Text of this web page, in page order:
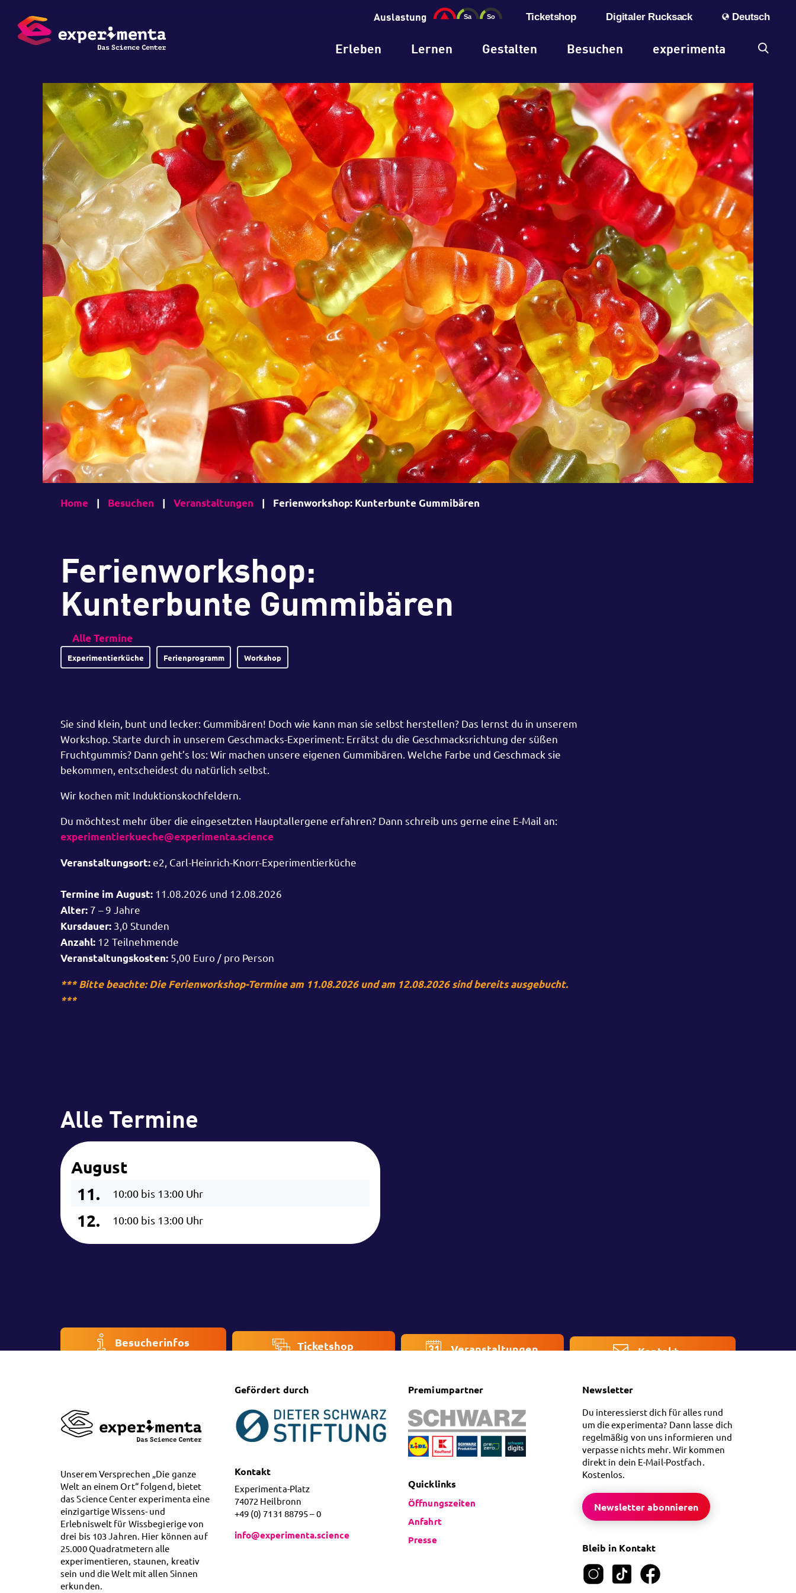
Auslastung Ticketshop Digitaler Rucksack Deutsch
Erleben Lernen Gestalten Besuchen experimenta
Home | Besuchen | Veranstaltungen | Ferienworkshop: Kunterbunte Gummibären
Ferienworkshop:
Kunterbunte Gummibären
Alle Termine
Experimentierküche Ferienprogramm Workshop
Sie sind klein, bunt und lecker: Gummibären! Doch wie kann man sie selbst herstellen? Das lernst du in unserem
Workshop. Starte durch in unserem Geschmacks-Experiment: Errätst du die Geschmacksrichtung der süßen
Fruchtgummis? Dann geht’s los: Wir machen unsere eigenen Gummibären. Welche Farbe und Geschmack sie
bekommen, entscheidest du natürlich selbst.
Wir kochen mit Induktionskochfeldern.
Du möchtest mehr über die eingesetzten Hauptallergene erfahren? Dann schreib uns gerne eine E-Mail an:
experimentierkueche@experimenta.science
Veranstaltungsort:e2, Carl-Heinrich-Knorr-Experimentierküche
Termine im August: 11.08.2026 und 12.08.2026
Alter: 7 – 9 Jahre
Kursdauer: 3,0 Stunden
Anzahl: 12 Teilnehmende
Veranstaltungskosten: 5,00 Euro / pro Person
*** Bitte beachte: Die Ferienworkshop-Termine am 11.08.2026 und am 12.08.2026 sind bereits ausgebucht.
***
Alle Termine
August
11.
10:00 bis 13:00 Uhr
12. 10:00 bis 13:00 Uhr
Besucherinfos Ticketshop Veranstaltungen Kontakt
Unserem Versprechen „Die ganze
Welt an einem Ort“ folgend, bietet
das Science Center experimenta eine
einzigartige Wissens- und
Erlebniswelt für Wissbegierige von
drei bis 103 Jahren. Hier können auf
25.000 Quadratmetern alle
experimentieren, staunen, kreativ
sein und die Welt mit allen Sinnen
erkunden.
Gefördert durch
Kontakt
Experimenta-Platz
74072 Heilbronn
+49 (0) 7131 88795 – 0
info@experimenta.science
Premiumpartner
Quicklinks
Öffnungszeiten
Anfahrt
Presse
Newsletter
Du interessierst dich für alles rund
um die experimenta? Dann lasse dich
regelmäßig von uns informieren und
verpasse nichts mehr. Wir kommen
direkt in dein E-Mail-Postfach.
Kostenlos.
Newsletter abonnieren
Bleib in Kontakt